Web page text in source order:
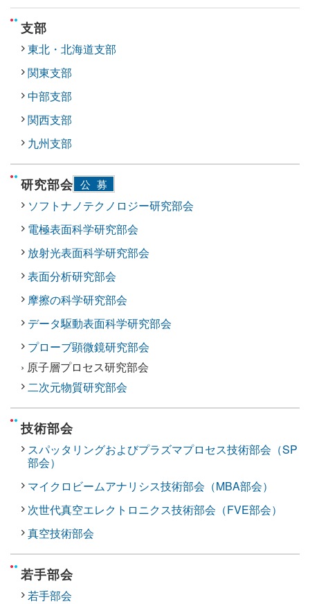
支部
東北・北海道支部
関東支部
中部支部
関西支部
九州支部
研究部会 公募
ソフトナノテクノロジー研究部会
電極表面科学研究部会
放射光表面科学研究部会
表面分析研究部会
摩擦の科学研究部会
データ駆動表面科学研究部会
プローブ顕微鏡研究部会
› 原子層プロセス研究部会
二次元物質研究部会
技術部会
スパッタリングおよびプラズマプロセス技術部会（SP
部会）
マイクロビームアナリシス技術部会（MBA部会）
次世代真空エレクトロニクス技術部会（FVE部会）
真空技術部会
若手部会
若手部会